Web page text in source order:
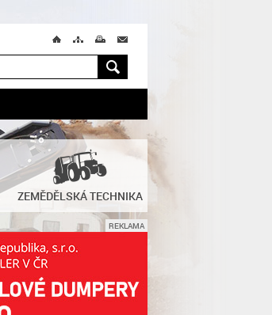
Ú M T M
H
ZEMĚDĚLSKÁ TECHNIKA
REKLAMA